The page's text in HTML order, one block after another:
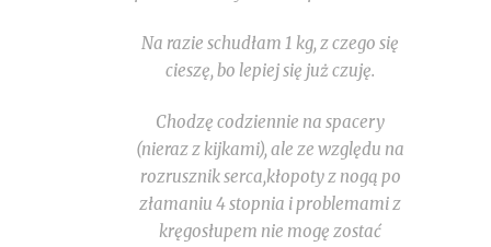
Na razie schudłam 1 kg, z czego się
cieszę, bo lepiej się już czuję.
Chodzę codziennie na spacery
(nieraz z kijkami), ale ze względu na
rozrusznik serca,kłopoty z nogą po
złamaniu 4 stopnia i problemami z
kręgosłupem nie mogę zostać